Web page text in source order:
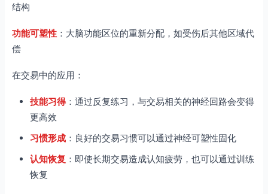
结构
功能可塑性 ：大脑功能区位的重新分配，如受伤后其他区域代
偿
在交易中的应用：
技能习得：通过反复练习，与交易相关的神经回路会变得
更高效
习惯形成 ：良好的交易习惯可以通过神经可塑性固化
认知恢复 ：即使长期交易造成认知疲劳，也可以通过训练
恢复